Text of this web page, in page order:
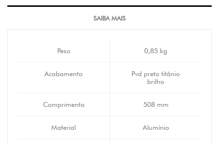
SAIBA MAIS
Peso 0,85 kg
Acabamento
Pvd preto titânio
brilho
Comprimento 508 mm
Material Alumínio